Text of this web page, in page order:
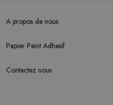
A propos de nous
Papier Peint Adhesif
Contactez nous